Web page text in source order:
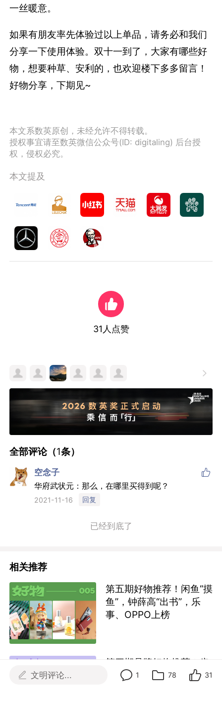
一丝暖意。
如果有朋友率先体验过以上单品，请务必和我们
分享一下使用体验。双十一到了，大家有哪些好
物，想要种草、安利的，也欢迎楼下多多留言！
好物分享，下期见~
本文系数英原创，未经允许不得转载。
授权事宜请至数英微信公众号(ID: digitaling) 后台授
权，侵权必究。
本文提及
31 人点赞

全部评论（1条）
空念子 
华府武状元：那么，在哪里买得到呢？
2021-11-16 回复
已经到底了
相关推荐
第五期好物推荐！闲鱼“摸
鱼”，钟薛高“出书”，乐
事、OPPO上榜
第四期品牌好物推荐！肯
德基、三星堆、香奈儿各
文明评论... 1 78 31